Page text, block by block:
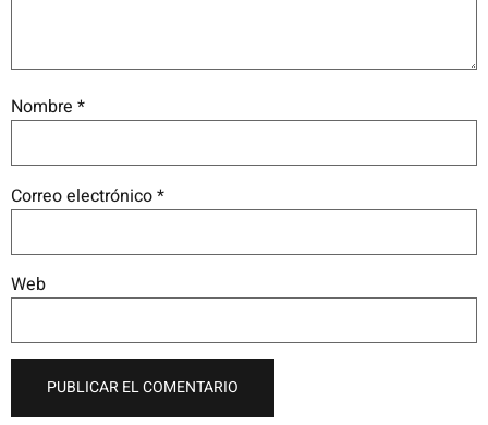
Nombre *
Correo electrónico*
Web